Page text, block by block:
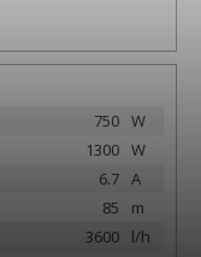
750 W
1300 W
6.7 A
85
m
3600
l/h